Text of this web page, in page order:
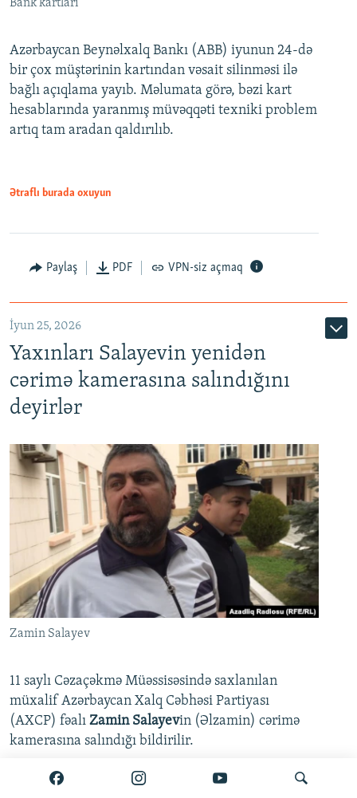
Bank kartları
Azərbaycan Beynəlxalq Bankı (ABB) iyunun 24-də
bir çox müştərinin kartından vəsait silinməsi ilə
bağlı açıqlama yayıb. Məlumata görə, bəzi kart
hesablarında yaranmış müvəqqəti texniki problem
artıq tam aradan qaldırılıb.
Ətraflı burada oxuyun
Paylaş PDF VPN-siz açmaq
İyun 25, 2026
Yaxınları Salayevin yenidən
cərimə kamerasına salındığını
deyirlər
Zamin Salayev
11 saylı Cəzaçəkmə Müəssisəsində saxlanılan
müxalif Azərbaycan Xalq Cəbhəsi Partiyası
(AXCP) fəalı Zamin Salayevin (Əlzamin) cərimə
kamerasına salındığı bildirilir.